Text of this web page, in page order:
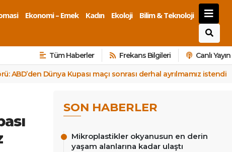
Ekonomi – Emek Kadın Ekoloji
Bilim & Teknoloji
Tüm Haberler Frekans Bilgileri Canlı Yayın
ABD’den Dünya Kupası maçı sonrası derhal ayrılmamız istendi
SON HABERLER
Mikroplastikler okyanusun en derin
yaşam alanlarına kadar ulaştı